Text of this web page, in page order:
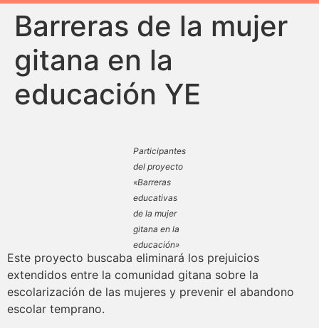
Barreras de la mujer
gitana en la
educación YE
Participantes
del proyecto
«Barreras
educativas
de la mujer
gitana en la
educación»
Este proyecto buscaba eliminará los prejuicios
extendidos entre la comunidad gitana sobre la
escolarización de las mujeres y prevenir el abandono
escolar temprano.